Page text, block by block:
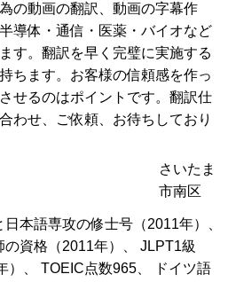
の動画の翻訳、動画の字幕作
導体・通信・医薬・バイオなど
す。翻訳を早く完璧に実施する
ちます。お客様の信頼感を作っ
せるのはポイントです。翻訳仕
わせ、ご依頼、お待ちしており
さいたま
市南区
日本語専攻の修士号（2011年）、
の資格（2011年）、 JLPT1級
）、 TOEIC点数965、 ドイツ語